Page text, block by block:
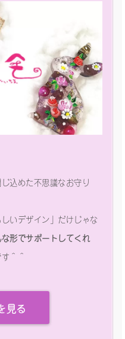
込めた不思議なお守り
いデザイン」だけじゃな
形でサポートしてくれ
＾＾
見る